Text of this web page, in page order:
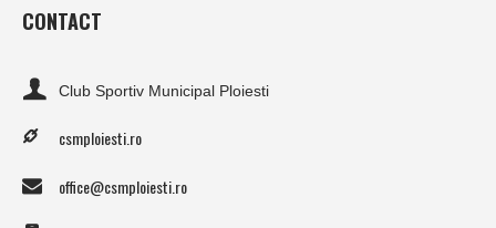
CONTACT
Club Sportiv Municipal Ploiesti
csmploiesti.ro
office@csmploiesti.ro